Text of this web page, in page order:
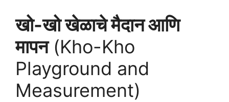
खो-खो खेळाचे मैदान आणि
मापन(Kho-Kho
Playground and
Measurement)